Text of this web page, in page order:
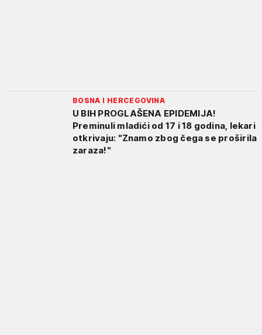
BOSNA I HERCEGOVINA
U BIH PROGLAŠENA EPIDEMIJA!
Preminuli mladići od 17 i 18 godina, lekari
otkrivaju: "Znamo zbog čega se proširila
zaraza!"